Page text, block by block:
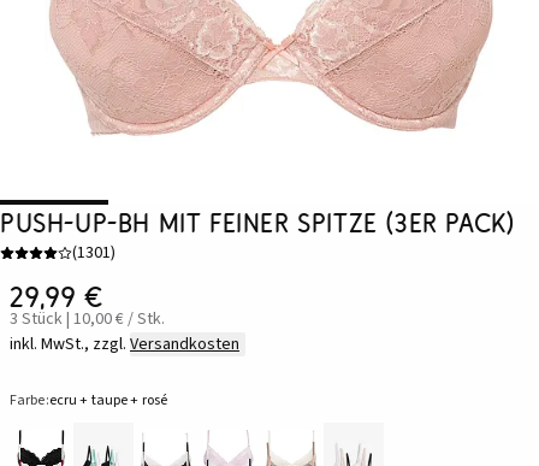
Push-up-BH mit feiner Spitze (3er Pack)
(1301)
29,99 €
3 Stück | 10,00 € / Stk.
inkl. MwSt., zzgl. Versandkosten
Farbe:ecru + taupe + rosé